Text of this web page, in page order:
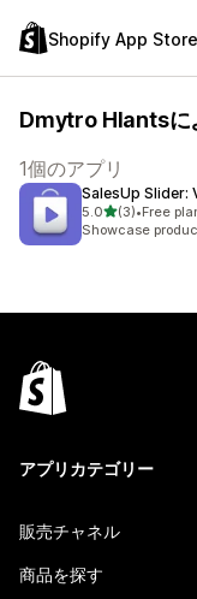
Shopify App Store
Dmytro Hlantsに
1個のアプリ
SalesUp Slider:
5.05つ星中
(3)
合計レビュー数：
•Free
Showcase
アプリカテゴリー
販売チャネル
商品を探す